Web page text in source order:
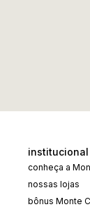
institucional
conheça a
nossas lojas
bônus Monte